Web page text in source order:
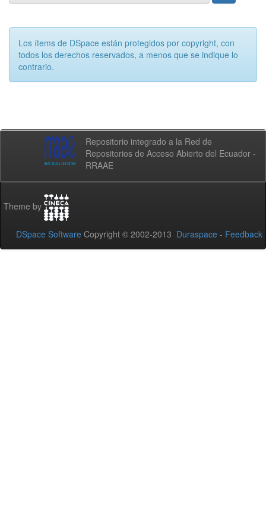
Los ítems de DSpace están protegidos por copyright, con
todos los derechos reservados, a menos que se indique lo
contrario.
Repositorio integrado a la Red de
Repositorios de Acceso Abierto del Ecuador -
RRAAE
Theme by
DSpace Software Copyright © 2002-2013 Duraspace - Feedback